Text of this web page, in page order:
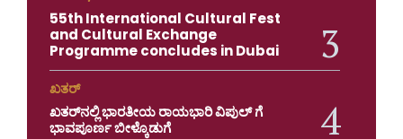
55th International Cultural Fest
and Cultural Exchange
Programme concludes in Dubai
ಖತರ್
ಖತರ್‌ನಲ್ಲಿ ಭಾರತೀಯ ರಾಯಭಾರಿ ವಿಪುಲ್ ಗೆ
ಭಾವಪೂರ್ಣ ಬೀಳ್ಕೊಡುಗೆ